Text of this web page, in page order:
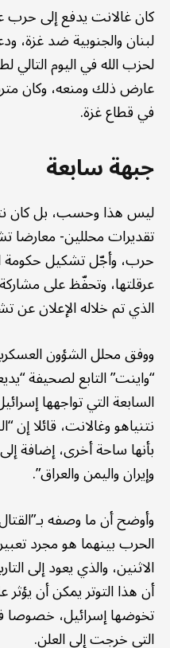
كان غالانت يدفع إلى حرب
لبنان والجنوبية ضد غزة،
لحزب الله في اليوم التالي
عارض ذلك ومنعه، وكان
في قطاع غزة.
جبهة سابعة
ليس هذا وحسب، بل كان
تقديرات محللين-
حرب، وأجّل تشكيل حكومة
عرقلتها، وتحفّظ على
الذي تم خلاله الإعلان
ووفق محلل الشؤون
“واينت” التابع لصحيفة
السابعة التي تواجهها
نتنياهو وغالانت، قائلا
بأنها ساحة أخرى، إضافة
وإيران واليمن والعراق”.
وأوضح أن ما وصفه
الحرب بينهما هو مجرد
الاثنين، والذي يعود إلى
أن هذا التوتر يمكن أن
تخوضها إسرائيل، خصوصا
التي خرجت إلى العلن.